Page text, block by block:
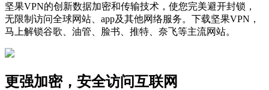
坚果VPN的创新数据加密和传输技术，使您完美避开封锁，
无限制访问全球网站、app及其他网络服务。下载坚果VPN，
马上解锁谷歌、油管、脸书、推特、奈飞等主流网站。
更强加密，安全访问互联网